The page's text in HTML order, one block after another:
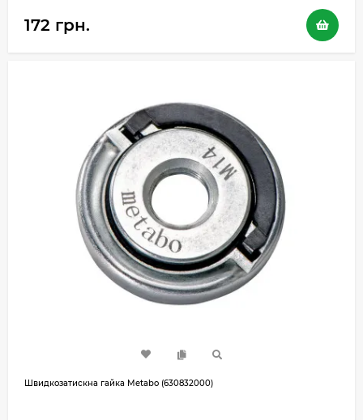
172 грн.
Швидкозатискна гайка Metabo (630832000)